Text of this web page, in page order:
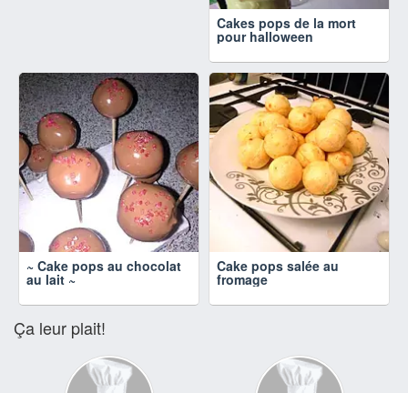
Cakes pops de la mort
pour halloween
~ Cake pops au chocolat
au lait ~
Cake pops salée au
fromage
Ça leur plait!